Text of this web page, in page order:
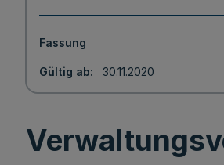
Fassung
Gültig ab 30.11.2020